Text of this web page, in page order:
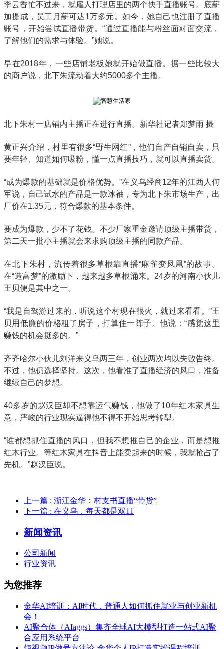
李云香忙不过来，就雇人打理店里的两个快手直播账号。底薪
加提成，员工月薪可达1万多元。如今，她自己也注册了直播
账号，开始尝试直播带货。“通过直播能与粉丝面对面交流，
了解他们的需求与体验。”她说。
早在2018年，一些店铺老板娘就开始做直播。据一些比较大
的商户说，北下朱流动着大约5000多个主播。
北下朱村一店铺内主播正在进行直播。新华社记者郑梦雨 摄
黄正兴介绍，村里有很多“野生网红”，他们自产自销自卖，只
要年轻、知道如何吸粉，懂一点直播技巧，就可以直播卖货。
“成为爆款的基础就是价格优势。”在义乌经商12年的江西人何
军说，自己试水的产品是一款冰袖，专为北下朱市场生产，出
厂价在1.35元，符合爆款的基本条件。
要成为爆款，少不了花钱。不少厂家重金邀请顶级主播带货，
第二天一批小主播就会来求购顶级主播的同款产品。
在北下朱村，流传着很多草根靠直播“麻雀变凤凰”的故事。
在“造富梦”的激励下，越来越多草根涌来。24岁的河南小伙儿
王贝便是其中之一。
“我是自驾游过来的，听说这个村现在很火，就过来看看。”王
贝用低廉的价格租了房子，打算住一阵子。他说：“感觉这里
赚钱的机会挺多的。”
齐齐哈尔小伙儿刘洋来义乌两三年，创业两次均以失败告终。
不过，他仍选择坚持。这次，他看准了直播经济的风口，准备
继续自己的梦想。
40多岁的赵汉臣却不想靠运气赚钱，他做了10年红木家具生
意，严峻的行业现实逼得他不得不开始思考转型。
“谁都想抓住直播的风口，但我不想推自己的企业，而是想推
红木行业。等红木家具在抖音上能卖起来的时候，我就抢占了
先机。”赵汉臣说。
上一篇 : 浙江金华：村支书直播“带货”
下一篇 : 在义乌，每天都是双11
新闻资讯
公司新闻
行业资讯
为您推荐
金华AI培训：AI时代，普通人如何抓住就业与创业新机
会！
AI聚合体（AIaggs）集齐全球AI大模型打造一站式AI聚
合应用系统平台